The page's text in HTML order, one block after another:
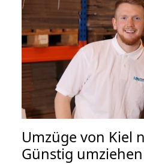
Umzüge von Kiel
Günstig umziehen